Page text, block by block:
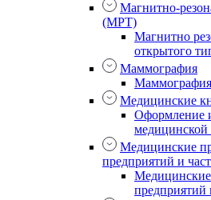
Магнитно-
(МРТ)
Магнитно
открытого
Маммография
Маммография
Медицинские
Оформление
Медицинские
предприятий и
предприятий